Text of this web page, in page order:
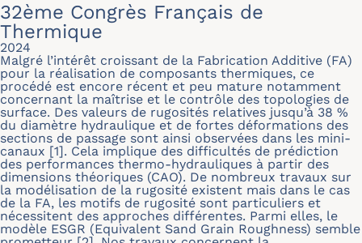
32ème Congrès Français de
Thermique
2024
Malgré l’intérêt croissant de la Fabrication Additive (FA)
pour la réalisation de composants thermiques, ce
procédé est encore récent et peu mature notamment
concernant la maîtrise et le contrôle des topologies de
surface. Des valeurs de rugosités relatives jusqu’à 38 %
du diamètre hydraulique et de fortes déformations des
sections de passage sont ainsi observées dans les mini-
canaux [1]. Cela implique des difficultés de prédiction
des performances thermo-hydrauliques à partir des
dimensions théoriques (CAO). De nombreux travaux sur
la modélisation de la rugosité existent mais dans le cas
de la FA, les motifs de rugosité sont particuliers et
nécessitent des approches différentes. Parmi elles, le
modèle ESGR (Equivalent Sand Grain Roughness) semble